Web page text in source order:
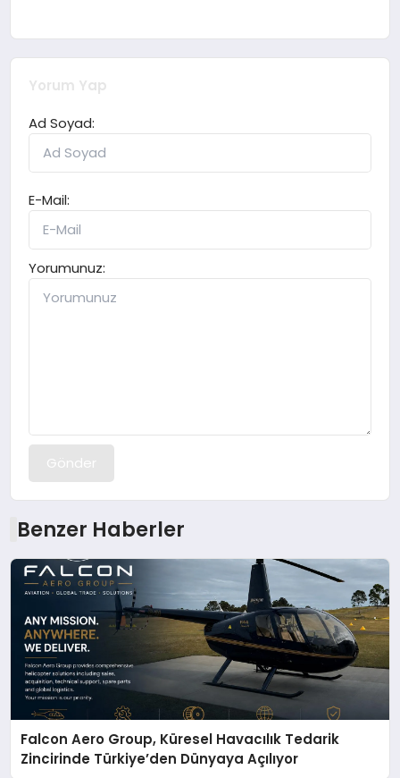
Yorum Yap
Ad Soyad:
E-Mail:
Yorumunuz:
Gönder
Benzer Haberler
Falcon Aero Group, Küresel Havacılık Tedarik
Zincirinde Türkiye’den Dünyaya Açılıyor